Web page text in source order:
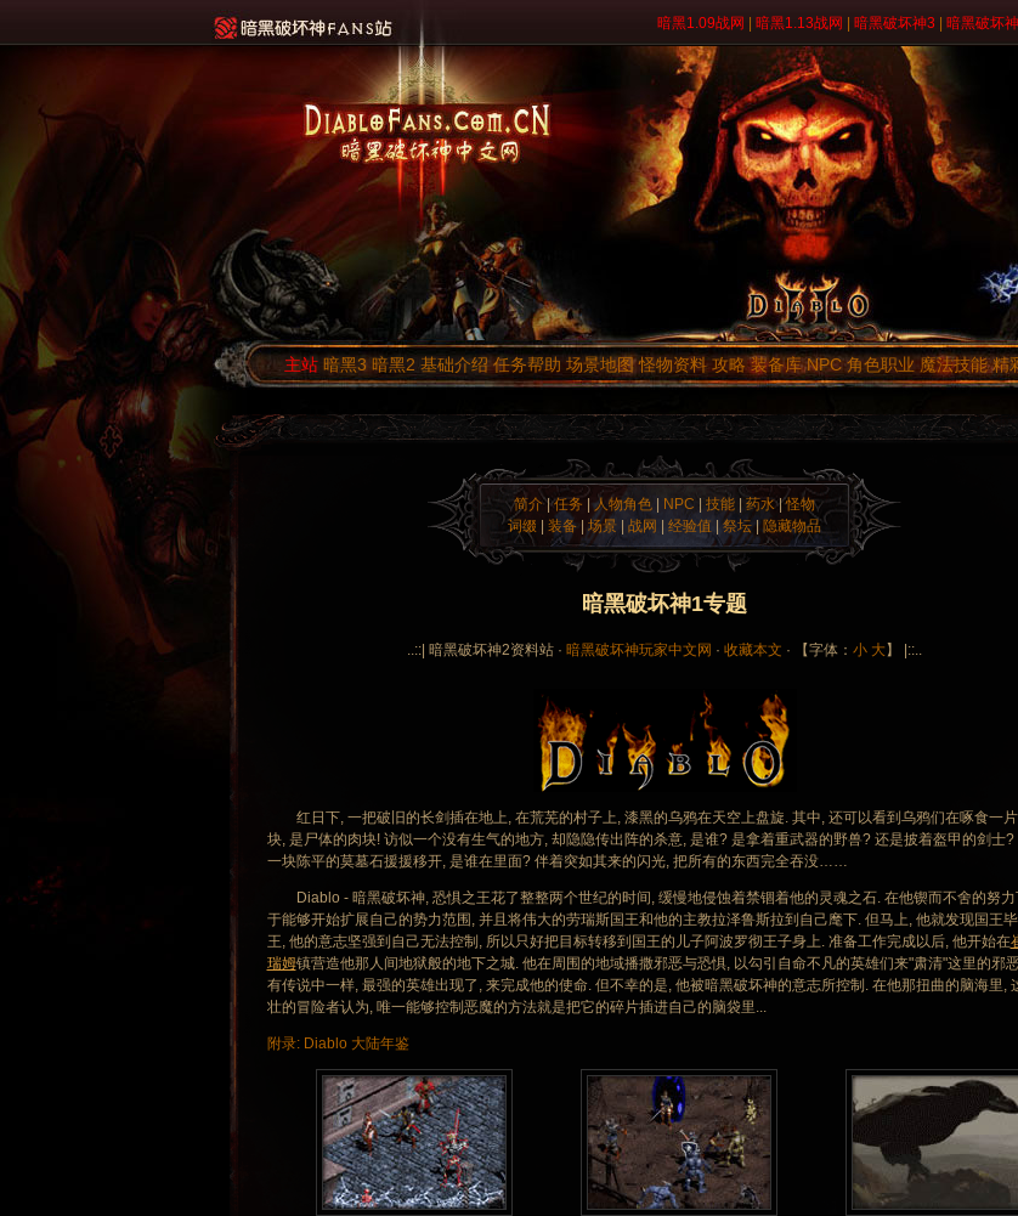
暗黑1.09战网 暗黑1.13战网 暗黑破坏神3 暗黑破坏
主站 暗黑3 暗黑2 基础介绍 任务帮助 场景地图 怪物资料 攻略 装备库 NPC 角色职业 魔法技能 精
简介|任务 |人物角色 NPC 技能 药水|怪物
词缀
装备 |场景 战网 经验值 祭坛| 隐藏物品
暗黑破坏神1专题
..::| 暗黑破坏神2资料站 · 暗黑破坏神玩家中文网 · 收藏本文 · 【字体： 小 大】 |::..
红日下, 一把破旧的长剑插在地上, 在荒芜的村子上, 漆黑的乌鸦在天空上盘旋. 其中, 还可以看到乌鸦们在啄食一
块, 是尸体的肉块! 访似一个没有生气的地方, 却隐隐传出阵的杀意, 是谁? 是拿着重武器的野兽? 还是披着盔甲的剑士?
一块陈平的莫墓石援援移开, 是谁在里面? 伴着突如其来的闪光, 把所有的东西完全吞没……
Diablo - 暗黑破坏神, 恐惧之王花了整整两个世纪的时间, 缓慢地侵蚀着禁锢着他的灵魂之石. 在他锲而不舍的努力
于能够开始扩展自己的势力范围, 并且将伟大的劳瑞斯国王和他的主教拉泽鲁斯拉到自己麾下. 但马上, 他就发现国王
王, 他的意志坚强到自己无法控制, 所以只好把目标转移到国王的儿子阿波罗彻王子身上. 准备工作完成以后, 他开始在
瑞姆镇营造他那人间地狱般的地下之城. 他在周围的地域播撒邪恶与恐惧, 以勾引自命不凡的英雄们来"肃清"这里的邪
有传说中一样, 最强的英雄出现了, 来完成他的使命. 但不幸的是, 他被暗黑破坏神的意志所控制. 在他那扭曲的脑海里,
壮的冒险者认为, 唯一能够控制恶魔的方法就是把它的碎片插进自己的脑袋里...
附录: Diablo 大陆年鉴